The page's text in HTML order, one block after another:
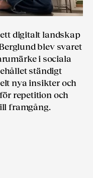
digitalt landskap
blev svaret
i sociala
ständigt
nya insikter och
repetition och
framgång.